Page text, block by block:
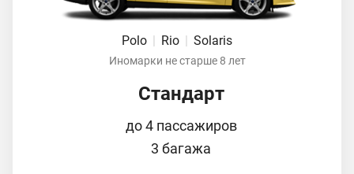
Polo | Rio | Solaris
Иномарки не старше 8 лет
Стандарт
до 4 пассажиров
3 багажа